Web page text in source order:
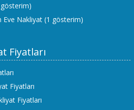
Eve Nakliyat (1 gösterim)
Fiyatları
Fiyatları
Fiyatları